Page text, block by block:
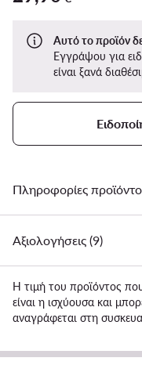
Αυτό το προϊόν
Εγγράψου για
είναι ξανά
Πληροφορίες
Αξιολογήσεις (9)
Η τιμή του προϊόντος
είναι η ισχύουσα και
αναγράφεται στη